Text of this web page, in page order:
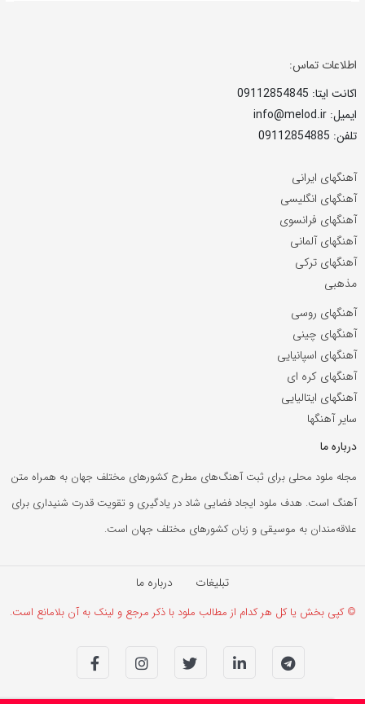
اطلاعات تماس:
اکانت ایتا: 09112854845
ایمیل: info@melod.ir
تلفن: 09112854885
آهنگهای ایرانی
آهنگهای انگلیسی
آهنگهای فرانسوی
آهنگهای آلمانی
آهنگهای ترکی
مذهبی
آهنگهای روسی
آهنگهای چینی
آهنگهای اسپانیایی
آهنگهای کره ای
آهنگهای ایتالیایی
سایر آهنگها
درباره ما
مجله ملود محلی برای ثبت آهنگ‌های مطرح کشورهای مختلف جهان به همراه متن
آهنگ است. هدف ملود ایجاد فضایی شاد در یادگیری و تقویت قدرت شنیداری برای
علاقه‌مندان به موسیقی و زبان کشورهای مختلف جهان است.
تبلیغات درباره ما
© کپی بخش یا کل هر کدام از مطالب ملود با ذکر مرجع و لینک به آن بلامانع است.